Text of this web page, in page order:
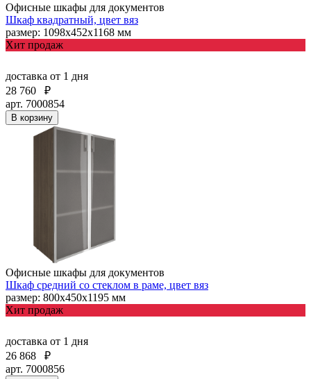
Офисные шкафы для документов
Шкаф квадратный, цвет вяз
размер: 1098х452х1168 мм
Хит продаж
доставка от 1 дня
28 760
₽
арт. 7000854
В корзину
Офисные шкафы для документов
Шкаф средний со стеклом в раме, цвет вяз
размер: 800х450х1195 мм
Хит продаж
доставка от 1 дня
26 868
₽
арт. 7000856